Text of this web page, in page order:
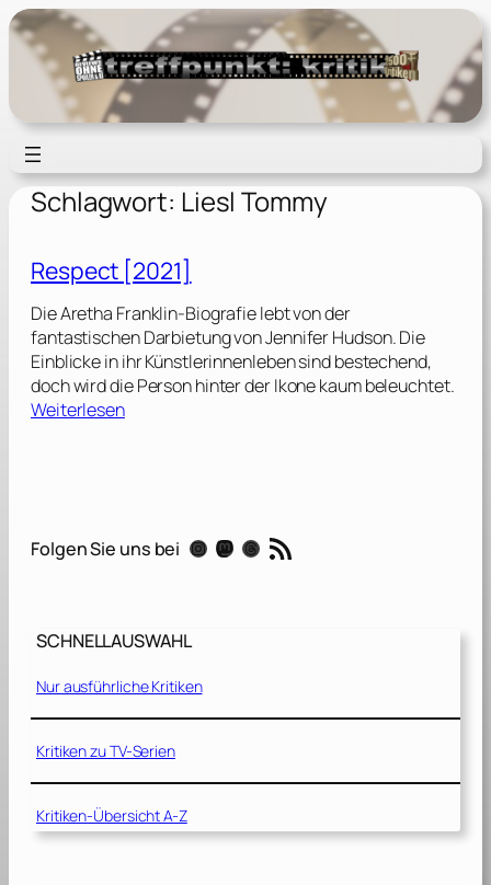
Zum
Inhalt
springen
Schlagwort: Liesl Tommy
Respect [2021]
Die Aretha Franklin-Biografie lebt von der
fantastischen Darbietung von Jennifer Hudson. Die
Einblicke in ihr Künstlerinnenleben sind bestechend,
doch wird die Person hinter der Ikone kaum beleuchtet.
Weiterlesen:
c
0
1
]
Folgen Sie uns bei Instagram Mastodon Threads RSS-Feed
SCHNELLAUSWAHL
Nur ausführliche Kritiken
Kritiken zu TV-Serien
Kritiken-Übersicht A-Z